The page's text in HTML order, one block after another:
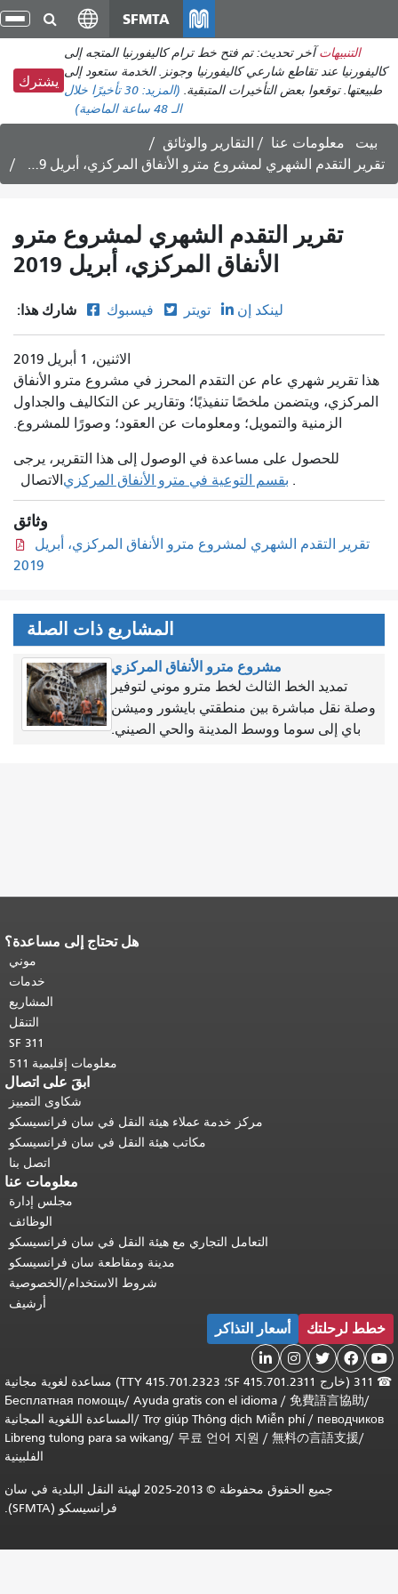
انتقل
إلى
المحتوى
الرئيسي
SFMTA
التنبيهات آخر تحديث: تم فتح خط ترام كاليفورنيا المتجه إلى
كاليفورنيا عند تقاطع شارعي كاليفورنيا وجونز. الخدمة ستعود إلى
طبيعتها. توقعوا بعض التأخيرات المتبقية. (المزيد: 30 تأخيرًا
خلال
الـ 48 ساعة الماضية)
يشترك
بيت معلومات عنا
التقارير والوثائق
تقرير التقدم الشهري لمشروع مترو الأنفاق المركزي، أبريل 2019
تقرير التقدم الشهري لمشروع مترو
الأنفاق المركزي، أبريل 2019
شارك هذا: فيسبوك تويتر لينكد إن
الاثنين، 1 أبريل 2019
هذا تقرير شهري عام عن التقدم المحرز في مشروع مترو الأنفاق
المركزي، ويتضمن ملخصًا تنفيذيًا؛ وتقارير عن التكاليف والجداول
الزمنية والتمويل؛ ومعلومات عن العقود؛ وصورًا للمشروع.
للحصول على مساعدة في الوصول إلى هذا التقرير، يرجى
الاتصال بقسم التوعية في مترو الأنفاق المركزي .
وثائق
تقرير التقدم الشهري لمشروع مترو الأنفاق المركزي، أبريل
2019
المشاريع ذات الصلة
مشروع مترو الأنفاق المركزي
تمديد الخط الثالث لخط مترو موني لتوفير
وصلة نقل مباشرة بين منطقتي بايشور وميشن
باي إلى سوما ووسط المدينة والحي الصيني.
هل تحتاج إلى مساعدة؟
موني
خدمات
المشاريع
التنقل
SF 311
معلومات إقليمية 511
ابقَ على اتصال
شكاوى التمييز
مركز خدمة عملاء هيئة النقل في سان فرانسيسكو
مكاتب هيئة النقل في سان فرانسيسكو
اتصل بنا
معلومات عنا
مجلس إدارة
الوظائف
التعامل التجاري مع هيئة النقل في سان فرانسيسكو
مدينة ومقاطعة سان فرانسيسكو
شروط الاستخدام/الخصوصية
أرشيف
خطط لرحلتك أسعار التذاكر





☎
311 (خارج SF 415.701.2311؛ TTY 415.701.2323) مساعدة لغوية مجانية
/
免費語言協助
/
Ayuda gratis con el idioma
/
Бесплатная помощь
певодчиков
/
Trợ giúp Thông dịch Miễn phí
/المساعدة اللغوية المجانية
/
無料の言語支援
/
무료 언어 지원
/
Libreng tulong para sa wikang
الفلبينية
جميع الحقوق محفوظة © 2013-2025 لهيئة النقل البلدية في سان
فرانسيسكو (SFMTA).